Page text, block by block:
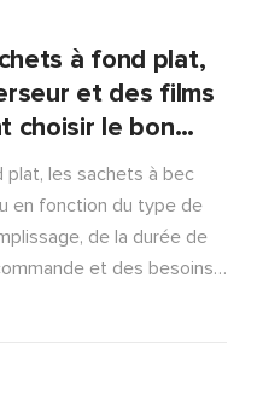
à fond plat,
et des films
choisir le bon
plat, les sachets à bec
en fonction du type de
de la durée de
et des besoins